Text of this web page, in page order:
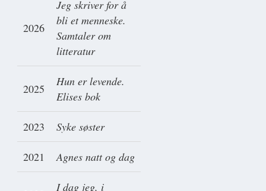
2026
Jeg skriver for å
bli et menneske.
Samtaler om
litteratur
2025
Hun er levende.
Elises bok
2023 Syke søster
2021 Agnes natt og dag
I dag jeg, i